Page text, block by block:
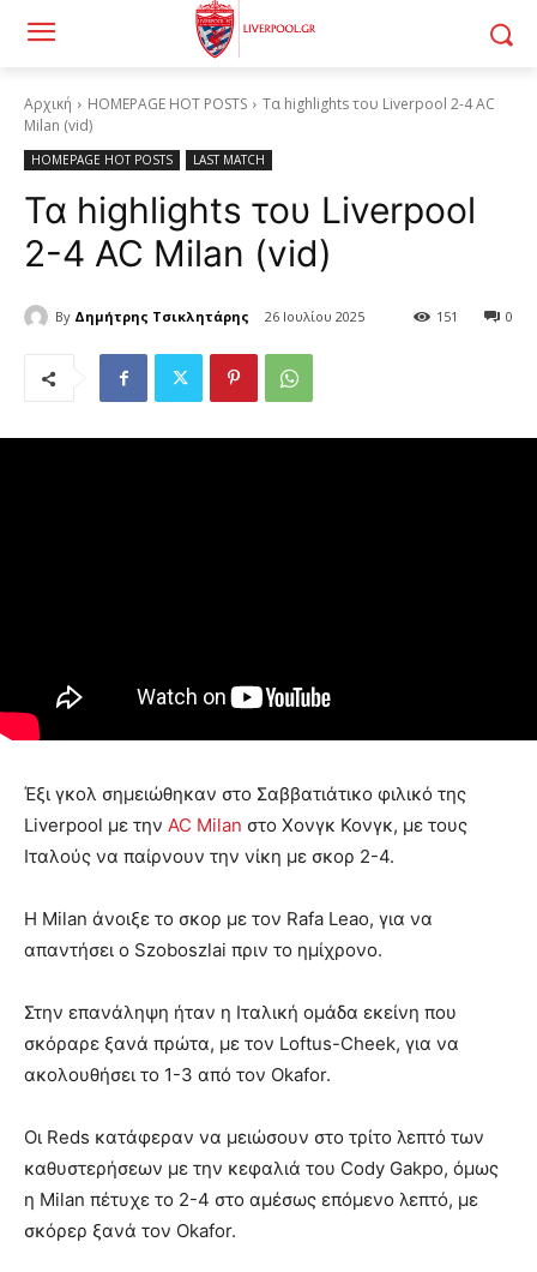
Αρχική HOMEPAGE HOT POSTS
Τα highlights του Liverpool 2-4 AC
Milan (vid)
HOMEPAGE HOT POSTS LAST MATCH
Τα highlights του Liverpool
2-4 AC Milan (vid)
By Δημήτρης Τσικλητάρης 26 Ιουλίου 2025 0
151
Έξι γκολ σημειώθηκαν στο Σαββατιάτικο φιλικό της
Liverpool με την AC Milan στο Χονγκ Κονγκ, με τους
Ιταλούς να παίρνουν την νίκη με σκορ 2-4.
Η Milan άνοιξε το σκορ με τον Rafa Leao, για να
απαντήσει ο Szoboszlai πριν το ημίχρονο.
Στην επανάληψη ήταν η Ιταλική ομάδα εκείνη που
σκόραρε ξανά πρώτα, με τον Loftus-Cheek, για να
ακολουθήσει το 1-3 από τον Okafor.
Οι Reds κατάφεραν να μειώσουν στο τρίτο λεπτό των
καθυστερήσεων με την κεφαλιά του Cody Gakpo, όμως
η Milan πέτυχε το 2-4 στο αμέσως επόμενο λεπτό, με
σκόρερ ξανά τον Okafor.